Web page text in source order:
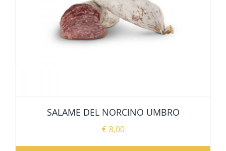
SALAME DEL NORCINO UMBRO
€ 8,00